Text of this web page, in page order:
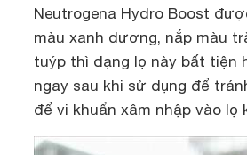
Neutrogena Hydro Boost
màu xanh dương, nắp màu
tuýp thì dạng lọ này bất tiện
ngay sau khi sử dụng để
để vi khuẩn xâm nhập vào lọ